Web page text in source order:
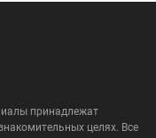
принадлежат
целях. Все